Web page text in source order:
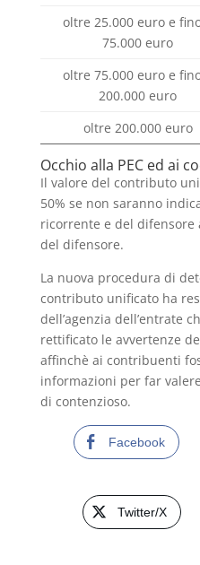
oltre 25.000 euro e
75.000 euro
oltre 75.000 euro e
200.000 euro
oltre 200.000 euro
Occhio alla PEC ed ai
Il valore del contributo
50% se non saranno
ricorrente e del difensore
del difensore.
La nuova procedura di
contributo unificato ha
dell’agenzia dell’entrate
rettificato le avvertenze
affinchè ai contribuenti
informazioni per far
di contenzioso.
Facebook
Twitter/X